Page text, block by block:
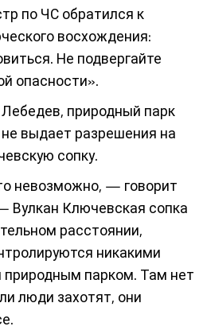
по ЧС обратился к
восхождения:
Не подвергайте
опасности».
природный парк
выдает разрешения на
сопку.
невозможно, — говорит
Вулкан Ключевская сопка
расстоянии,
никакими
парком. Там нет
люди захотят, они